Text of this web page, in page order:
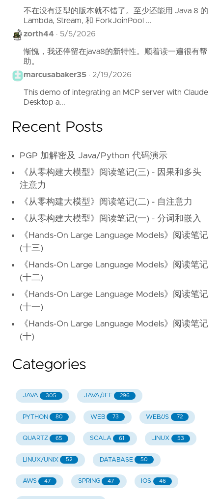
不在没有泛型的版本就不错了。至少还能用 Java 8 的
Lambda, Stream, 和 ForkJoinPool ...
zorth44 · 5/5/2026
惭愧，我还停留在java8的新特性。顺着读一遍很有帮
助。
marcusabaker35 · 2/19/2026
This demo of integrating an MCP server with Claude
Desktop a...
Recent Posts
PGP 加解密及 Java/Python 代码演示
《从零构建大模型》阅读笔记(三) - 因果和多头
注意力
《从零构建大模型》阅读笔记(二) - 自注意力
《从零构建大模型》阅读笔记(一) - 分词和嵌入
《Hands-On Large Language Models》阅读笔记
(十三)
《Hands-On Large Language Models》阅读笔记
(十二)
《Hands-On Large Language Models》阅读笔记
(十一)
《Hands-On Large Language Models》阅读笔记
(十)
Categories
JAVA 305 JAVA/JEE 296
PYTHON 80 WEB 73 WEB/JS 72
QUARTZ 65 SCALA 61 LINUX 53
LINUX/UNIX 52 DATABASE 50
AWS 47 SPRING 47 IOS 46